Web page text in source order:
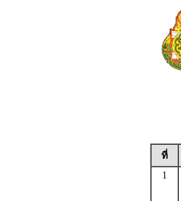
ที่
1